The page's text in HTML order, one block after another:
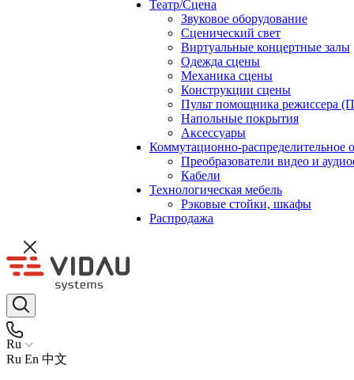
Театр/Сцена
Звуковое оборудование
Сценический свет
Виртуальные концертные залы
Одежда сцены
Механика сцены
Конструкции сцены
Пульт помощника режиссера
Напольные покрытия
Аксессуары
Коммутационно-распределительное
Преобразователи видео и
Кабели
Технологическая мебель
Рэковые стойки, шкафы
Распродажа
Ru
Ru En 中文